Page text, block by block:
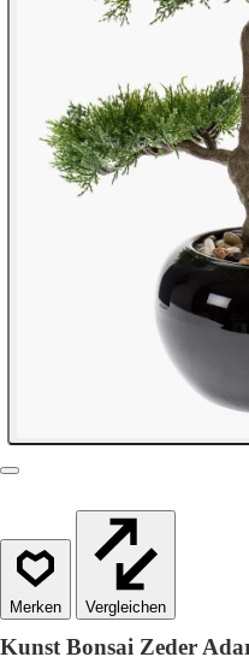
Vergleichen
Kunst Bonsai Zeder